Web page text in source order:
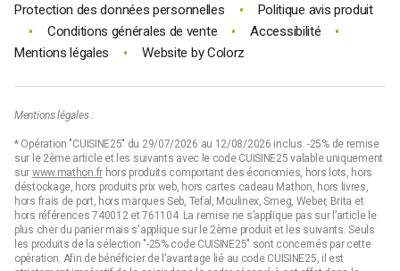
Protection des données personnelles • Politique avis produit
• Conditions générales de vente • Accessibilité •
Mentions légales • Website byColorz
Mentions légales :
* Opération "CUISINE25" du 29/07/2026 au 12/08/2026 inclus. -25% de remise
sur le 2ème article et les suivants avec le code CUISINE25 valable uniquement
sur www.mathon.frhors produits comportant des économies, hors lots, hors
déstockage, hors produits prix web, hors cartes cadeau Mathon, hors livres,
hors frais de port, hors marques Seb, Tefal, Moulinex, Smeg, Weber, Brita et
hors références 740012 et 761104. La remise ne s’applique pas sur l’article le
plus cher du panier mais s'applique sur le 2ème produit et les suivants. Seuls
les produits de la sélection "-25% code CUISINE25" sont concernés par cette
opération. Afin de bénéficier de l'avantage lié au code CUISINE25, il est